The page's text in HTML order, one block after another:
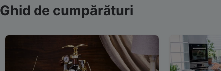
Ghid de cumpărături